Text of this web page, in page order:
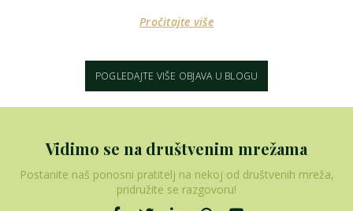
Pročitajte više
POGLEDAJTE VIŠE OBJAVA U BLOGU
Vidimo se na društvenim mrežama
Postanite naš ponosni pratitelj na nekoj od društvenih mreža,
pridružite se razgovoru!